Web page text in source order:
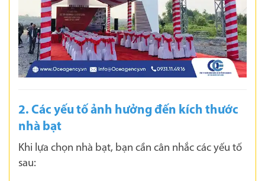
2. Các yếu tố ảnh hưởng đến kích thước
nhà bạt
Khi lựa chọn nhà bạt, bạn cần cân nhắc các yếu tố
sau: